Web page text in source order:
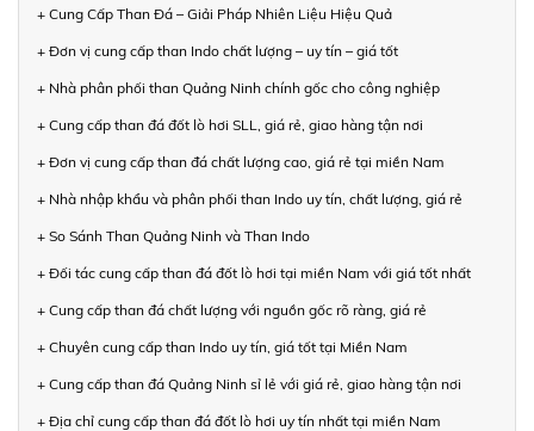
+ Cung Cấp Than Đá – Giải Pháp Nhiên Liệu Hiệu Quả
+ Đơn vị cung cấp than Indo chất lượng – uy tín – giá tốt
+ Nhà phân phối than Quảng Ninh chính gốc cho công nghiệp
+ Cung cấp than đá đốt lò hơi SLL, giá rẻ, giao hàng tận nơi
+ Đơn vị cung cấp than đá chất lượng cao, giá rẻ tại miền Nam
+ Nhà nhập khẩu và phân phối than Indo uy tín, chất lượng, giá rẻ
+ So Sánh Than Quảng Ninh và Than Indo
+ Đối tác cung cấp than đá đốt lò hơi tại miền Nam với giá tốt nhất
+ Cung cấp than đá chất lượng với nguồn gốc rõ ràng, giá rẻ
+ Chuyên cung cấp than Indo uy tín, giá tốt tại Miền Nam
+ Cung cấp than đá Quảng Ninh sỉ lẻ với giá rẻ, giao hàng tận nơi
+ Địa chỉ cung cấp than đá đốt lò hơi uy tín nhất tại miền Nam